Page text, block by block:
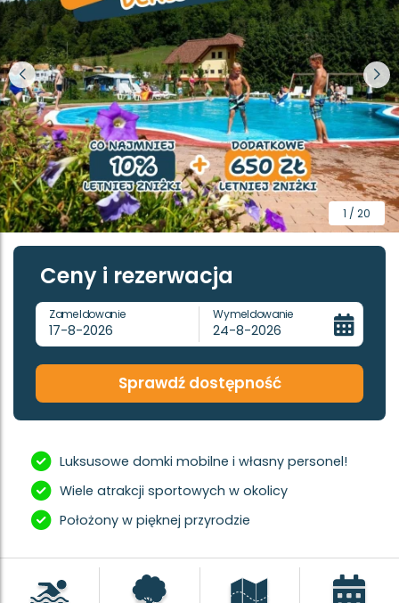
1 / 20
Ceny i rezerwacja
Zameldowanie
17-8-2026
Wymeldowanie
24-8-2026
Sprawdź dostępność
Luksusowe domki mobilne i własny personel!
Wiele atrakcji sportowych w okolicy
Położony w pięknej przyrodzie